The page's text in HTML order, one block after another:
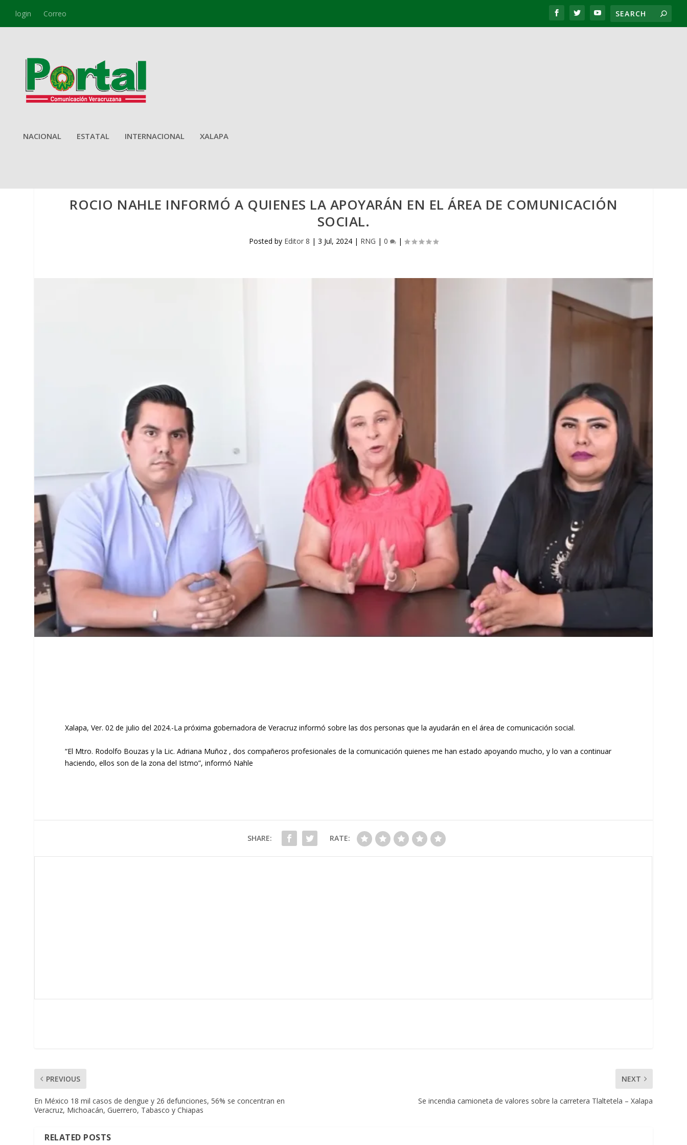
login Correo
NACIONAL ESTATAL INTERNACIONAL XALAPA
ROCIO NAHLE INFORMÓ A QUIENES LA APOYARÁN EN EL ÁREA DE COMUNICACIÓN
SOCIAL.
Posted by Editor 8 | 3 Jul, 2024 | RNG | 0 |
Xalapa, Ver. 02 de julio del 2024.-La próxima gobernadora de Veracruz informó sobre las dos personas que la ayudarán en el área de comunicación social.
“El Mtro. Rodolfo Bouzas y la Lic. Adriana Muñoz , dos compañeros profesionales de la comunicación quienes me han estado apoyando mucho, y lo van a continuar
haciendo, ellos son de la zona del Istmo”, informó Nahle
SHARE: RATE:
PREVIOUS
En México 18 mil casos de dengue y 26 defunciones, 56% se concentran en
Veracruz, Michoacán, Guerrero, Tabasco y Chiapas
NEXT
Se incendia camioneta de valores sobre la carretera Tlaltetela – Xalapa
RELATED POSTS